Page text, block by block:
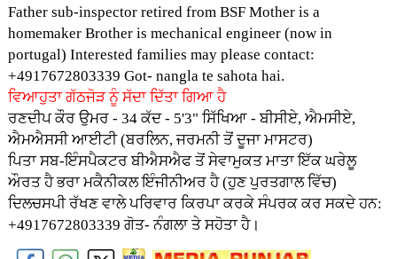
Father sub-inspector retired from BSF Mother is a
homemaker Brother is mechanical engineer (now in
portugal) Interested families may please contact:
+4917672803339 Got- nangla te sahota hai.
ਵਿਆਹੁਤਾ ਗੱਠਜੋੜ ਨੂੰ ਸੱਦਾ ਦਿੱਤਾ ਗਿਆ ਹੈ
ਰਣਦੀਪ ਕੌਰ ਉਮਰ - 34 ਕੱਦ - 5'3" ਸਿੱਖਿਆ - ਬੀਸੀਏ, ਐਮਸੀਏ,
ਐਮਐਸਸੀ ਆਈਟੀ (ਬਰਲਿਨ, ਜਰਮਨੀ ਤੋਂ ਦੂਜਾ ਮਾਸਟਰ)
ਪਿਤਾ ਸਬ-ਇੰਸਪੈਕਟਰ ਬੀਐਸਐਫ ਤੋਂ ਸੇਵਾਮੁਕਤ ਮਾਤਾ ਇੱਕ ਘਰੇਲੂ
ਔਰਤ ਹੈ ਭਰਾ ਮਕੈਨੀਕਲ ਇੰਜੀਨੀਅਰ ਹੈ (ਹੁਣ ਪੁਰਤਗਾਲ ਵਿੱਚ)
ਦਿਲਚਸਪੀ ਰੱਖਣ ਵਾਲੇ ਪਰਿਵਾਰ ਕਿਰਪਾ ਕਰਕੇ ਸੰਪਰਕ ਕਰ ਸਕਦੇ ਹਨ:
+4917672803339 ਗੋਤ- ਨੰਗਲਾ ਤੇ ਸਹੋਤਾ ਹੈ।